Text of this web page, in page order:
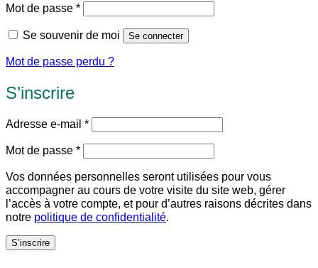
Mot de passe *Obligatoire
Se souvenir de moi Se connecter
Mot de passe perdu ?
S’inscrire
Adresse e-mail *Obligatoire
Mot de passe *Obligatoire
Vos données personnelles seront utilisées pour vous
accompagner au cours de votre visite du site web, gérer
l’accès à votre compte, et pour d’autres raisons décrites dans
notre politique de confidentialité.
S’inscrire